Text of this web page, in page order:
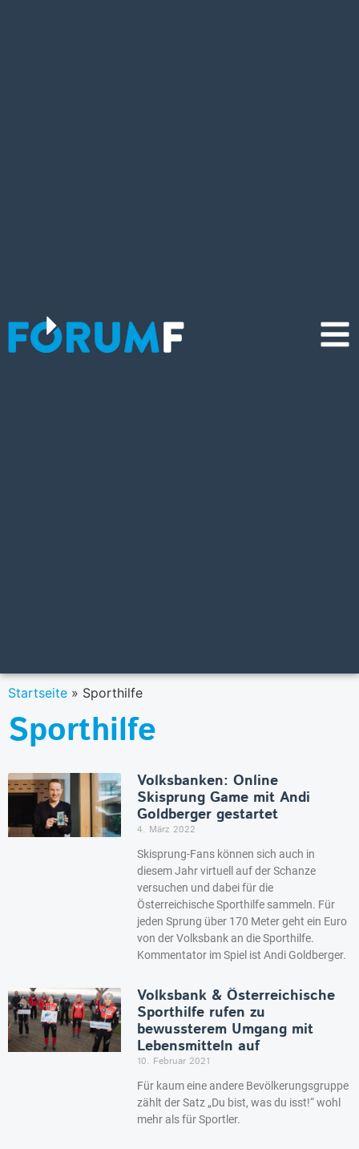
Startseite » Sporthilfe
Sporthilfe
Volksbanken: Online
Skisprung Game mit Andi
Goldberger gestartet
4. März 2022
Skisprung-Fans können sich auch in
diesem Jahr virtuell auf der Schanze
versuchen und dabei für die
Österreichische Sporthilfe sammeln. Für
jeden Sprung über 170 Meter geht ein Euro
von der Volksbank an die Sporthilfe.
Kommentator im Spiel ist Andi Goldberger.
Volksbank & Österreichische
Sporthilfe rufen zu
bewussterem Umgang mit
Lebensmitteln auf
10. Februar 2021
Für kaum eine andere Bevölkerungsgruppe
zählt der Satz „Du bist, was du isst!“ wohl
mehr als für Sportler.